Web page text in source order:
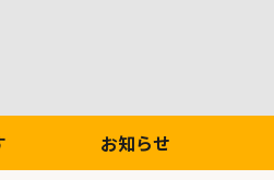
お知らせ